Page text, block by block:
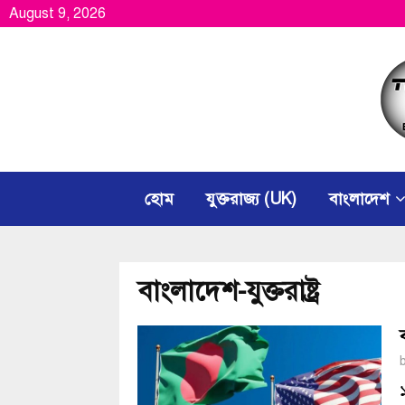
August 9, 2026
হোম যুক্তরাজ্য (UK) বাংলাদেশ
বাংলাদেশ-যুক্তরাষ্ট্র